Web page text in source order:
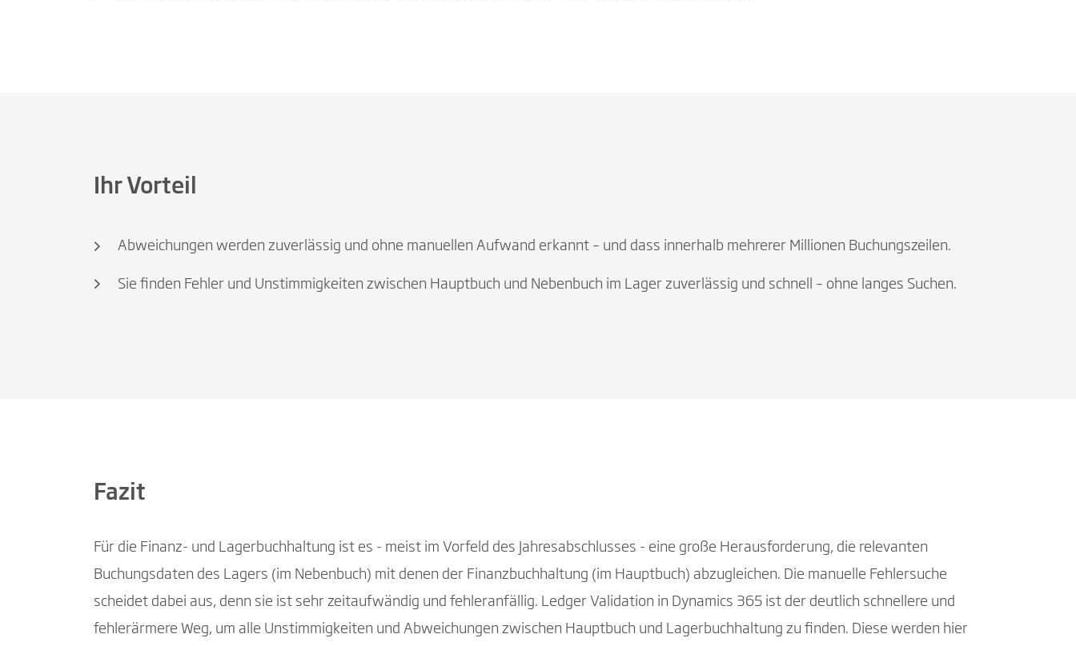
Ihr Vorteil
Abweichungen werden zuverlässig und ohne manuellen Aufwand erkannt – und dass innerhalb mehrerer Millionen Buchungszeilen.
Sie finden Fehler und Unstimmigkeiten zwischen Hauptbuch und Nebenbuch im Lager zuverlässig und schnell – ohne langes Suchen.
Fazit
Für die Finanz- und Lagerbuchhaltung ist es - meist im Vorfeld des Jahresabschlusses - eine große Herausforderung, die relevanten
Buchungsdaten des Lagers (im Nebenbuch) mit denen der Finanzbuchhaltung (im Hauptbuch) abzugleichen. Die manuelle Fehlersuche
scheidet dabei aus, denn sie ist sehr zeitaufwändig und fehleranfällig. Ledger Validation in Dynamics 365 ist der deutlich schnellere und
fehlerärmere Weg, um alle Unstimmigkeiten und Abweichungen zwischen Hauptbuch und Lagerbuchhaltung zu finden. Diese werden hier